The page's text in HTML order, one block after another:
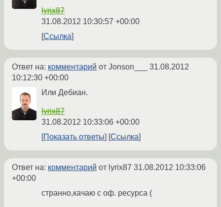
lyrix87
31.08.2012 10:30:57 +00:00
Ссылка
Ответ на: комментарий от Jonson___ 31.08.2012
10:12:30 +00:00
Или Дебиан.
lyrix87
31.08.2012 10:33:06 +00:00
Показать ответы
Ссылка
Ответ на: комментарий от lyrix87 31.08.2012 10:33:06
+00:00
странно,качаю с оф. ресурса (